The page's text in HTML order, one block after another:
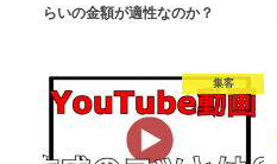
らいの金額が適性なのか？
集客